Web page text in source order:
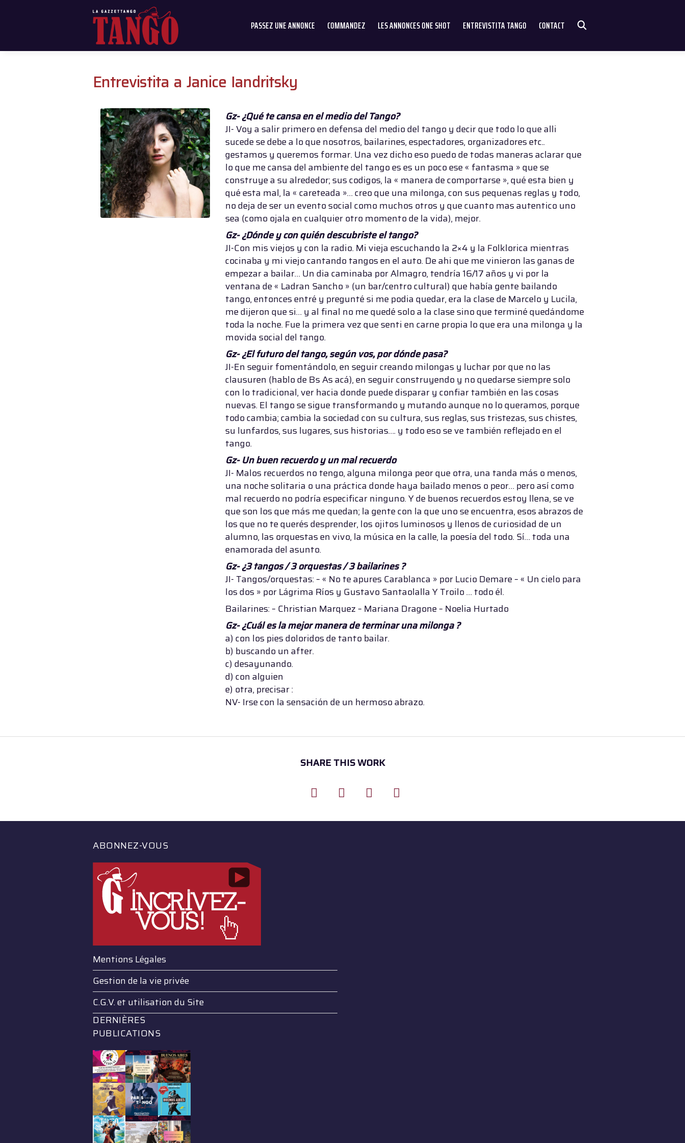
PASSEZ UNE ANNONCE COMMANDEZ LES ANNONCES ONE SHOT ENTREVISTITA TANGO CONTACT
Entrevistita a Janice Iandritsky
Gz- ¿Qué te cansa en el medio del Tango?
JI- Voy a salir primero en defensa del medio del tango y decir que todo lo que alli
sucede se debe a lo que nosotros, bailarines, espectadores, organizadores etc..
gestamos y queremos formar. Una vez dicho eso puedo de todas maneras aclarar que
lo que me cansa del ambiente del tango es es un poco ese « fantasma » que se
construye a su alrededor; sus codigos, la « manera de comportarse », qué esta bien y
qué esta mal, la « careteada »… creo que una milonga, con sus pequenas reglas y todo,
no deja de ser un evento social como muchos otros y que cuanto mas autentico uno
sea (como ojala en cualquier otro momento de la vida), mejor.
Gz- ¿Dónde y con quién descubriste el tango?
JI-Con mis viejos y con la radio. Mi vieja escuchando la 2×4 y la Folklorica mientras
cocinaba y mi viejo cantando tangos en el auto. De ahi que me vinieron las ganas de
empezar a bailar… Un dia caminaba por Almagro, tendría 16/17 años y vi por la
ventana de « Ladran Sancho » (un bar/centro cultural) que había gente bailando
tango, entonces entré y pregunté si me podia quedar, era la clase de Marcelo y Lucila,
me dijeron que si… y al final no me quedé solo a la clase sino que terminé quedándome
toda la noche. Fue la primera vez que senti en carne propia lo que era una milonga y la
movida social del tango.
Gz- ¿El futuro del tango, según vos, por dónde pasa?
JI-En seguir fomentándolo, en seguir creando milongas y luchar por que no las
clausuren (hablo de Bs As acá), en seguir construyendo y no quedarse siempre solo
con lo tradicional, ver hacia donde puede disparar y confiar también en las cosas
nuevas. El tango se sigue transformando y mutando aunque no lo queramos, porque
todo cambia; cambia la sociedad con su cultura, sus reglas, sus tristezas, sus chistes,
su lunfardos, sus lugares, sus historias…. y todo eso se ve también reflejado en el
tango.
Gz- Un buen recuerdo y un mal recuerdo
JI- Malos recuerdos no tengo, alguna milonga peor que otra, una tanda más o menos,
una noche solitaria o una práctica donde haya bailado menos o peor… pero así como
mal recuerdo no podría especificar ninguno. Y de buenos recuerdos estoy llena, se ve
que son los que más me quedan; la gente con la que uno se encuentra, esos abrazos de
los que no te querés desprender, los ojitos luminosos y llenos de curiosidad de un
alumno, las orquestas en vivo, la música en la calle, la poesía del todo. Sí… toda una
enamorada del asunto.
Gz- ¿3 tangos / 3 orquestas / 3 bailarines ?
JI- Tangos/orquestas: – « No te apures Carablanca » por Lucio Demare – « Un cielo para
los dos » por Lágrima Ríos y Gustavo Santaolalla Y Troilo … todo él.
Bailarines: – Christian Marquez – Mariana Dragone – Noelia Hurtado
Gz- ¿Cuál es la mejor manera de terminar una milonga ?
a) con los pies doloridos de tanto bailar.
b) buscando un after.
c) desayunando.
d) con alguien
e) otra, precisar :
NV- Irse con la sensación de un hermoso abrazo.
SHARE THIS WORK
ABONNEZ-VOUS
Mentions Légales
Gestion de la vie privée
C.G.V. et utilisation du Site
DERNIÈRES
PUBLICATIONS